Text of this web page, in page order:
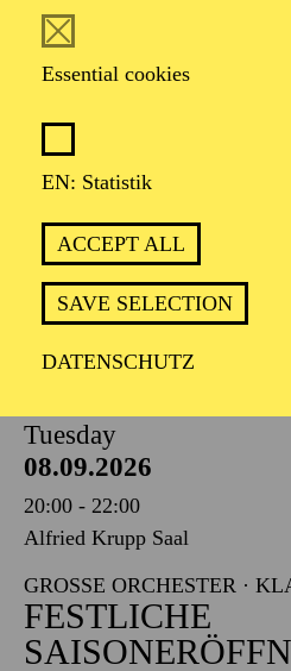
Essential cookies
EN: Statistik
ACCEPT ALL
SAVE SELECTION
DATENSCHUTZ
05.09.2026
19:30 - 21:30
BLICK AUF
STIMMEN ZUR
LAGE
TICKETS
8,00€
Tuesday
08.09.2026
20:00 - 22:00
Alfried Krupp Saal
GROSSE ORCHESTER ·
FESTLICHE